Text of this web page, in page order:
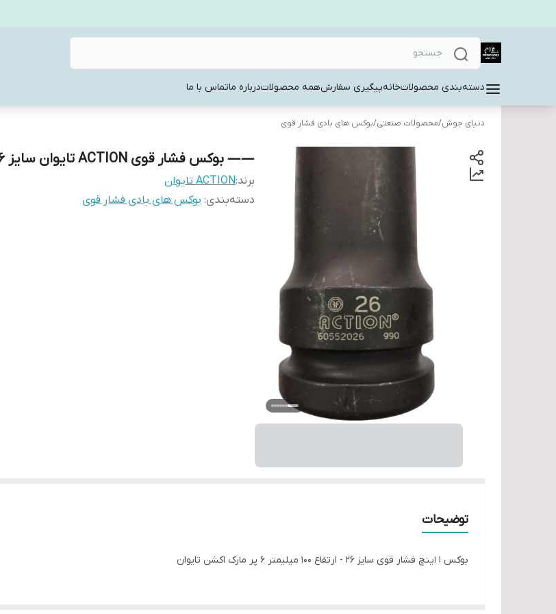
دسته‌بندی محصولاتخانهپیگیری سفارشهمه محصولاتدرباره ماتماس با ما
دنیای جوش/محصولات صنعتی/بوکس های بادی فشار قوی
—— بوکس فشار قوی ACTION تایوان سایز 26
برند:ACTION تایوان
دسته‌بندی: بوکس های بادی فشار قوی
توضیحات
بوکس 1 اینچ فشار قوی سایز 26 - ارتفاع 100 میلیمتر 6 پر مارک اکشن تایوان